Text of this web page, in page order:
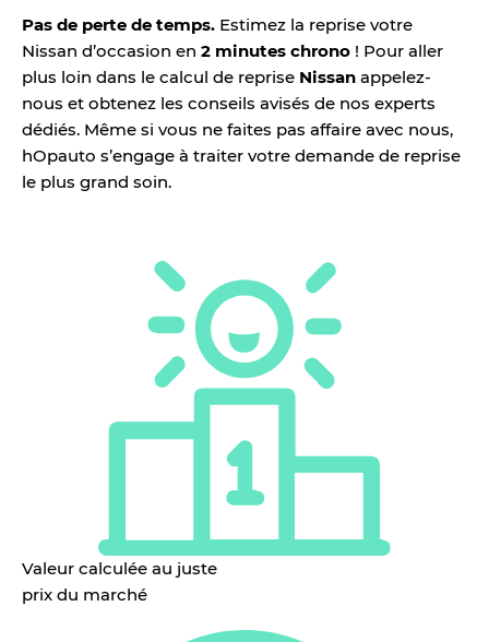
Pas de perte de temps. Estimez la reprise votre
Nissan d’occasion en 2 minutes chrono ! Pour aller
plus loin dans le calcul de reprise Nissan appelez-
nous et obtenez les conseils avisés de nos experts
dédiés. Même si vous ne faites pas affaire avec nous,
hOpauto s’engage à traiter votre demande de reprise
le plus grand soin.
Valeur calculée au juste
prix du marché